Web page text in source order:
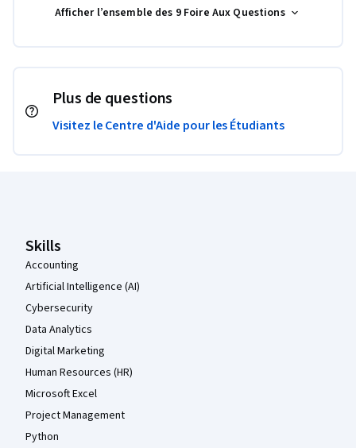
Afficher l’ensemble des 9 Foire Aux Questions
Plus de questions
Visitez le Centre d'Aide pour les Étudiants
Skills
Accounting
Artificial Intelligence (AI)
Cybersecurity
Data Analytics
Digital Marketing
Human Resources (HR)
Microsoft Excel
Project Management
Python